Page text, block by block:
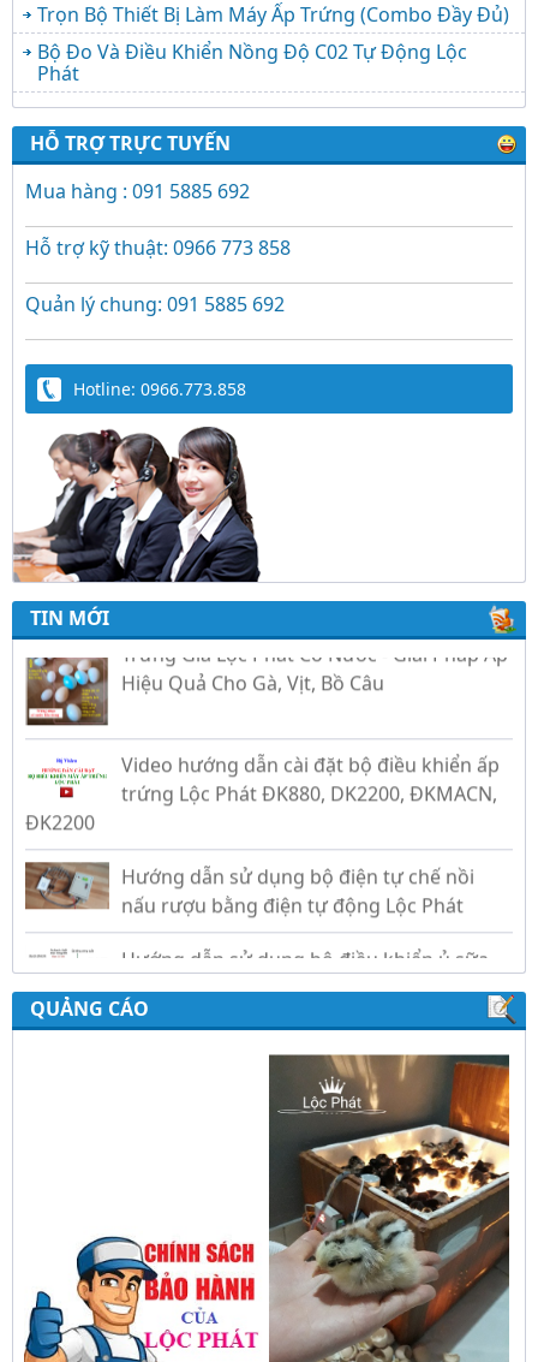
Trọn Bộ Thiết Bị Làm Máy Ấp Trứng (Combo Đầy Đủ)
Bộ Đo Và Điều Khiển Nồng Độ C02 Tự Động Lộc
Phát
HỖ TRỢ TRỰC TUYẾN
Mua hàng : 091 5885 692
Hỗ trợ kỹ thuật: 0966 773 858
Quản lý chung: 091 5885 692
Hotline: 0966.773.858
TIN MỚI
Trứng Giả Lộc Phát Có Nước - Giải Pháp Ấp
Hiệu Quả Cho Gà, Vịt, Bồ Câu
Video hướng dẫn cài đặt bộ điều khiển ấp
trứng Lộc Phát ĐK880, DK2200, ĐKMACN,
ĐK2200
Hướng dẫn sử dụng bộ điện tự chế nồi
nấu rượu bằng điện tự động Lộc Phát
Hướng dẫn sử dụng bộ điều khiển ủ sữa
chua công nghiệp Lộc Phát
Hướng dẫn sử dụng bộ điều khiển độ ẩm
gold, nhiệt độ và ánh sáng tự động Lộc
QUẢNG CÁO